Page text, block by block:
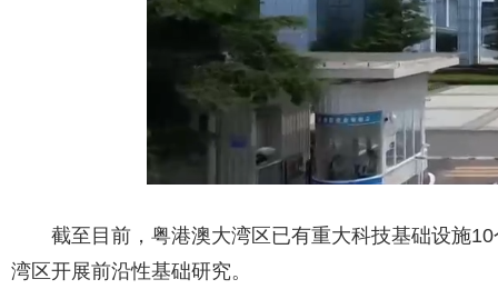
截至目前，粤港澳大湾区已有重大科技基础设施
湾区开展前沿性基础研究。